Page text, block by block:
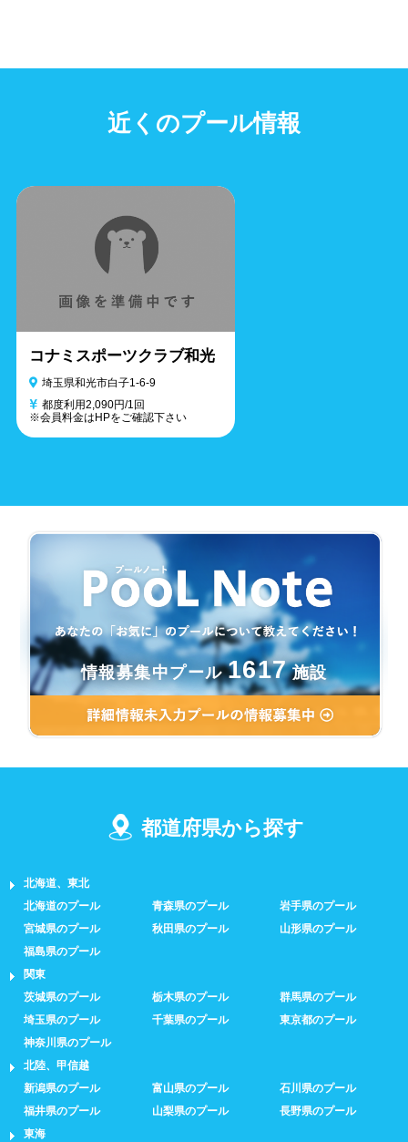
近くのプール情報
コナミスポーツクラブ和光
埼玉県和光市白子1-6-9
都度利用2,090円/1回
※会員料金はHPをご確認下さい
情報募集中プール 1617 施設
都道府県から探す
北海道、東北
北海道のプール
青森県のプール
岩手県のプール
宮城県のプール
秋田県のプール
山形県のプール
福島県のプール
関東
茨城県のプール
栃木県のプール
群馬県のプール
埼玉県のプール
千葉県のプール
東京都のプール
神奈川県のプール
北陸、甲信越
新潟県のプール
富山県のプール
石川県のプール
福井県のプール
山梨県のプール
長野県のプール
東海